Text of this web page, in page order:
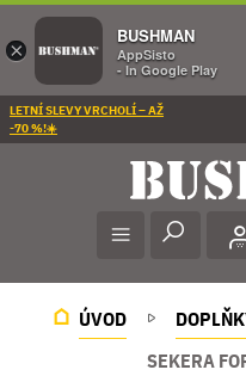
LETNÍ SLEVY VRCHOLÍ – AŽ
-70 %!☀️
ÚVOD
SEKERA
×
BUSHMAN
AppSisto
- In Google Play